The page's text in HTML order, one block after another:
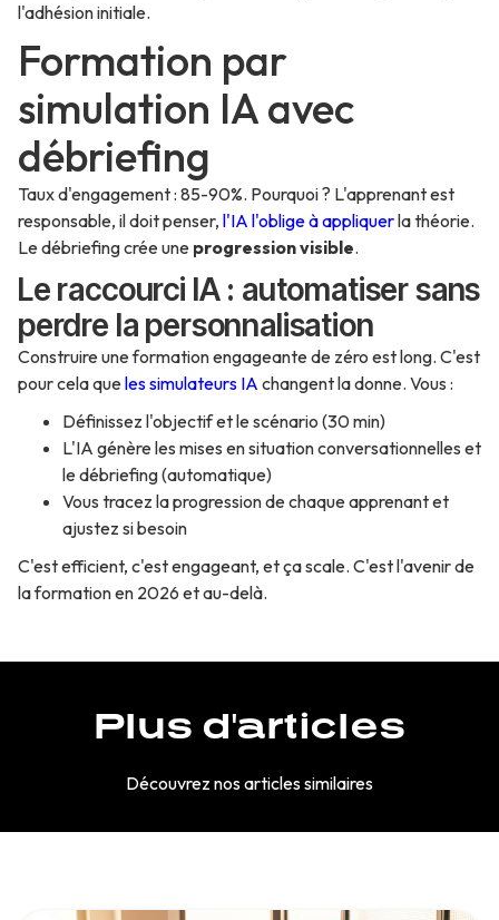
l'adhésion initiale.
Formation par
simulation IA avec
débriefing
Taux d'engagement : 85-90%. Pourquoi ? L'apprenant est
responsable, il doit penser, l'IA l'oblige à appliquerla théorie.
Le débriefing crée une progression visible.
Le raccourci IA : automatiser sans
perdre la personnalisation
Construire une formation engageante de zéro est long. C'est
pour cela queles simulateurs IA changent la donne. Vous :
Définissez l'objectif et le scénario (30 min)
L'IA génère les mises en situation conversationnelles et
le débriefing (automatique)
Vous tracez la progression de chaque apprenant et
ajustez si besoin
C'est efficient, c'est engageant, et ça scale. C'est l'avenir de
la formation en 2026 et au-delà.
Plus d'articles
Découvrez nos articles similaires